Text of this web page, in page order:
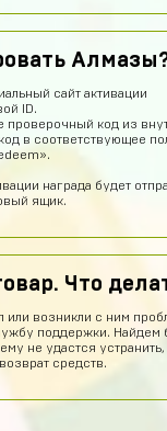
сайт активации
ID.
проверочный код из
в соответствующее
награда будет
ящик.
Что
или возникли с ним
поддержки. Найдем
не удастся
средств.
не кинули
что дают акк по
уже 4 акк по фри